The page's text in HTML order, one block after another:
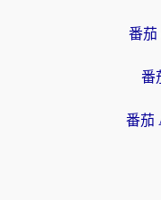
番茄
番
番茄